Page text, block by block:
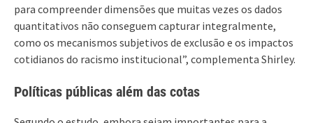
para compreender dimensões que muitas vezes os dados
quantitativos não conseguem capturar integralmente,
como os mecanismos subjetivos de exclusão e os impactos
cotidianos do racismo institucional”, complementa Shirley.
Políticas públicas além das cotas